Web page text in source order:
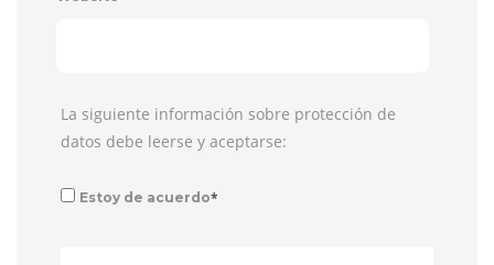
La siguiente información sobre protección de
datos debe leerse y aceptarse:
Estoy de acuerdo*